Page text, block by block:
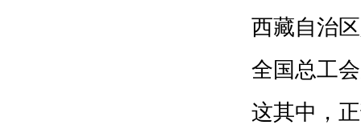
西藏自治
全国总工
这其中，